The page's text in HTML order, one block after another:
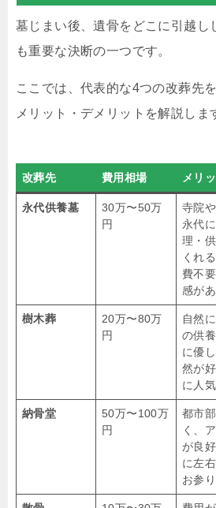
墓じまい後、遺骨をどこに引越し
も重要な決断の一つです。
ここでは、代表的な4つの改葬先
メリット・デメリットを解説しま
改葬先 費用相場 メリ
永代供養墓
30万〜50万
円
寺院
永代
理・
くれ
費不
感が
樹木葬
20万〜80万
円
自然
の供
に優
然が
に人気
納骨堂
50万〜100万
円
都市
く、
が良
に左
お参